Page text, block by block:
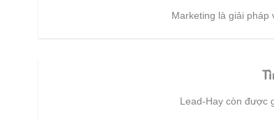
Marketing là giải pháp
Lead-Hay còn được